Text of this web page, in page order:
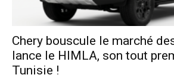
Chery bouscule le marché
lance le HIMLA, son tout
Tunisie !